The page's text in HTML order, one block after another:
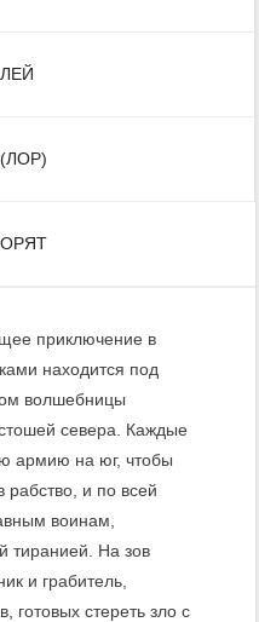
приключение в
находится под
волшебницы
севера. Каждые
армию на юг, чтобы
рабство, и по всей
воинам,
тиранией. На зов
и грабитель,
готовых стереть зло с